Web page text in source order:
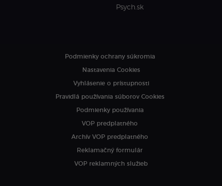
Psych.sk
Podmienky ochrany súkromia
Nastavenia Cookies
Vyhlásenie o prístupnosti
Pravidlá používania súborov Cookies
Podmienky používania
VOP predplatného
Archív VOP predplatného
Reklamačný formulár
VOP reklamných služieb